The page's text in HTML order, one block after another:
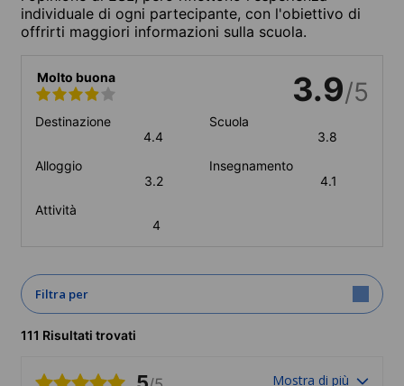
individuale di ogni partecipante, con l'obiettivo di
offrirti maggiori informazioni sulla scuola.
Molto buona 3.9/5
Destinazione
4.4
Scuola
3.8
Alloggio
3.2
Insegnamento
4.1
Attività
4
Filtra per
111 Risultati trovati
Mostra di più